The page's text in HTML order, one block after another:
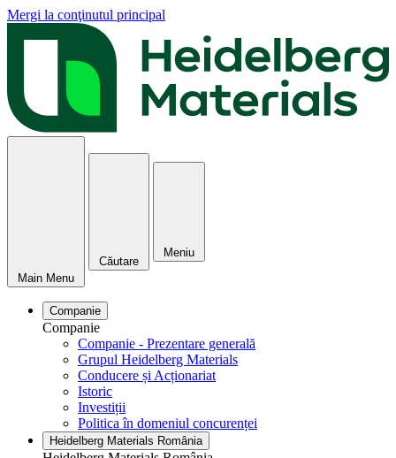
Mergi la conţinutul principal
Main Menu
Căutare
Meniu
Companie
Companie
Companie - Prezentare generală
Grupul Heidelberg Materials
Conducere și Acționariat
Istoric
Investiții
Politica în domeniul concurenței
Heidelberg Materials România